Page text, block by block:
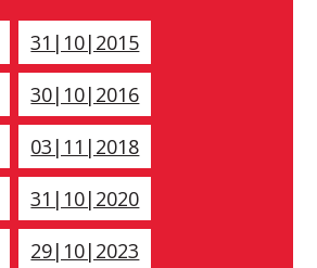
31|10|2015
30|10|2016
03|11|2018
31|10|2020
29|10|2023